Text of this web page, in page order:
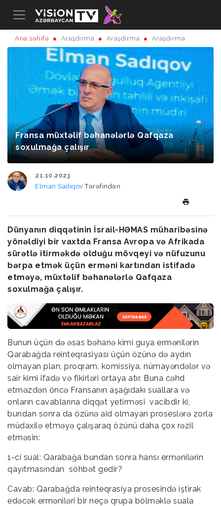
Ana səhifə Araşdırma Araşdırma Araşdırma
Fransa müxtəlif bəhanələrlə Qafqaza
soxulmağa çalışır
21.10.2023
Elman SadıqovTərəfindən
Dünyanın diqqətinin İsrail-HƏMAS müharibəsinə
yönəldiyi bir vaxtda Fransa Avropa və Afrikada
sürətlə itirməkdə olduğu mövqeyi və nüfuzunu
bərpa etmək üçün erməni kartından istifadə
etməyə, müxtəlif bəhanələrlə Qafqaza
soxulmağa çalışır.
Bunun üçün də əsas bəhanə kimi guya ermənilərin
Qarabağda reinteqrasiyası üçün özünə də aydın
olmayan plan, proqram, komissiya, nümayəndələr və
sair kimi ifadə və fikirləri ortaya atır. Buna cəhd
etməzdən öncə Fransanın aşağıdakı suallara və
onların cavablarına diqqət yetirməsi vacibdir ki,
bundan sonra da özünə aid olmayan proseslərə zorla
müdaxilə etməyə çalışaraq özünü daha çox rəzil
etməsin:
1-ci sual: Qarabağa bundan sonra hansı ermənilərin
qayıtmasından söhbət gedir?
Cavab: Qarabağda reinteqrasiya prosesində iştirak
edəcək erməniləri bir neçə qrupa bölməklə suala